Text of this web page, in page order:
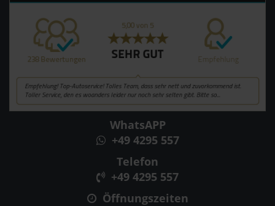
WhatsAPP
+49 4295 557
Telefon
+49 4295 557
Öffnungszeiten